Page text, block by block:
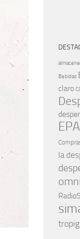
Bebidas
claro
EPA
la